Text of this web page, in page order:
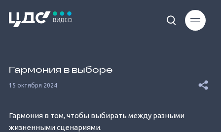
Гармония в выборе
15 октября 2024
Гармония в том, чтобы выбирать между разными
жизненными сценариями.